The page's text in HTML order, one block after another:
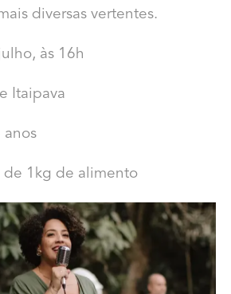
diversas vertentes.
às 16h
Itaipava
anos
de 1kg de alimento